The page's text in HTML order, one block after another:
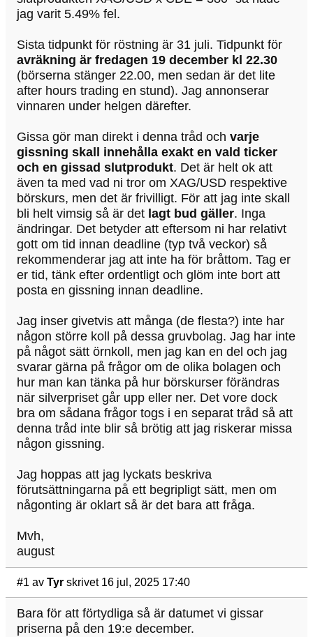
jag varit 5.49% fel.
Sista tidpunkt för röstning är 31 juli. Tidpunkt för
avräkning är fredagen 19 december kl 22.30
(börserna stänger 22.00, men sedan är det lite
after hours trading en stund). Jag annonserar
vinnaren under helgen därefter.
Gissa gör man direkt i denna tråd och varje
gissning skall innehålla exakt en vald ticker
och en gissad slutprodukt. Det är helt ok att
även ta med vad ni tror om XAG/USD respektive
börskurs, men det är frivilligt. För att jag inte skall
bli helt vimsig så är det lagt bud gäller. Inga
ändringar. Det betyder att eftersom ni har relativt
gott om tid innan deadline (typ två veckor) så
rekommenderar jag att inte ha för bråttom. Tag er
er tid, tänk efter ordentligt och glöm inte bort att
posta en gissning innan deadline.
Jag inser givetvis att många (de flesta?) inte har
någon större koll på dessa gruvbolag. Jag har inte
på något sätt örnkoll, men jag kan en del och jag
svarar gärna på frågor om de olika bolagen och
hur man kan tänka på hur börskurser förändras
när silverpriset går upp eller ner. Det vore dock
bra om sådana frågor togs i en separat tråd så att
denna tråd inte blir så brötig att jag riskerar missa
någon gissning.
Jag hoppas att jag lyckats beskriva
förutsättningarna på ett begripligt sätt, men om
någonting är oklart så är det bara att fråga.
Mvh,
august
#1 av Tyr skrivet 16 jul, 2025 17:40
Bara för att förtydliga så är datumet vi gissar
priserna på den 19:e december.